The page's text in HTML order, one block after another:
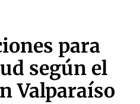
para
según el
Valparaíso